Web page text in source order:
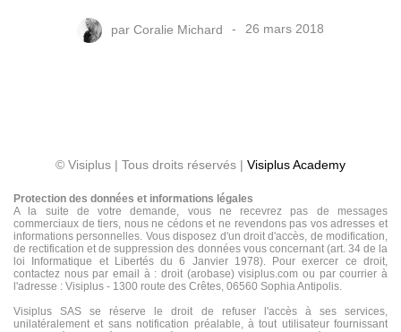
par Coralie Michard 26 mars 2018
© Visiplus | Tous droits réservés | Visiplus Academy
Protection des données et informations légales
A la suite de votre demande, vous ne recevrez pas de messages
commerciaux de tiers, nous ne cédons et ne revendons pas vos adresses et
informations personnelles. Vous disposez d'un droit d'accès, de modification,
de rectification et de suppression des données vous concernant (art. 34 de la
loi Informatique et Libertés du 6 Janvier 1978). Pour exercer ce droit,
contactez nous par email à : droit (arobase) visiplus.com ou par courrier à
l'adresse : Visiplus - 1300 route des Crêtes, 06560 Sophia Antipolis.
Visiplus SAS se réserve le droit de refuser l'accès à ses services,
unilatéralement et sans notification préalable, à tout utilisateur fournissant